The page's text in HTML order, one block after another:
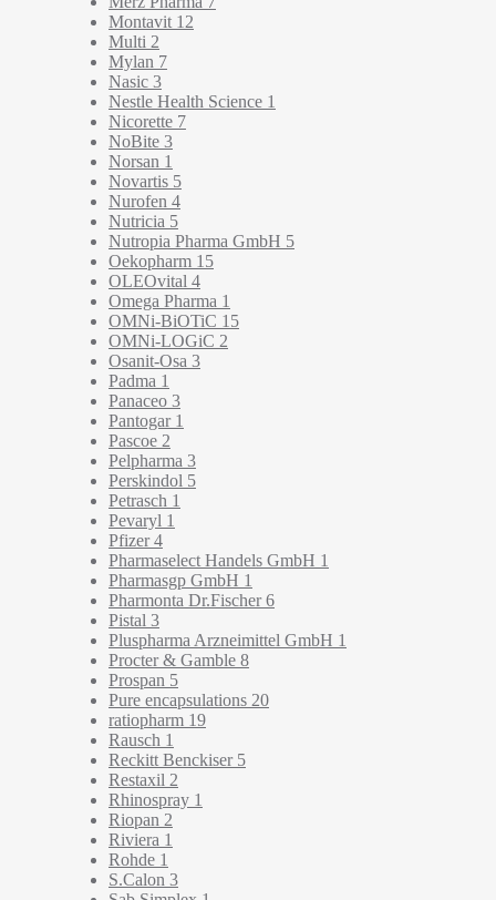
Montavit 12
Multi 2
Mylan 7
Nasic 3
Nestle Health Science 1
Nicorette 7
NoBite 3
Norsan 1
Novartis 5
Nurofen 4
Nutricia 5
Nutropia Pharma GmbH 5
Oekopharm 15
OLEOvital 4
Omega Pharma 1
OMNi-BiOTiC 15
OMNi-LOGiC 2
Osanit-Osa 3
Padma 1
Panaceo 3
Pantogar 1
Pascoe 2
Pelpharma 3
Perskindol 5
Petrasch 1
Pevaryl 1
Pfizer4
Pharmaselect Handels GmbH 1
Pharmasgp GmbH 1
Pharmonta Dr.Fischer6
Pistal 3
Pluspharma Arzneimittel GmbH 1
Procter & Gamble 8
Prospan 5
Pure encapsulations 20
ratiopharm 19
Rausch 1
Reckitt Benckiser 5
Restaxil 2
Rhinospray 1
Riopan 2
Riviera 1
Rohde 1
S.Calon 3